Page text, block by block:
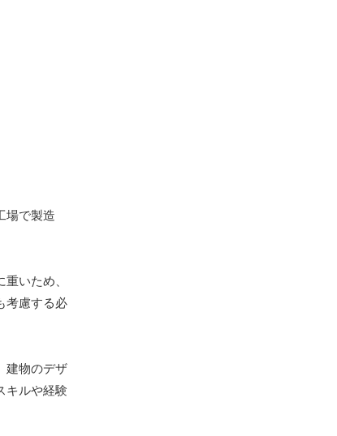
場で製造
いため、
考慮する必
建物のデザ
キルや経験